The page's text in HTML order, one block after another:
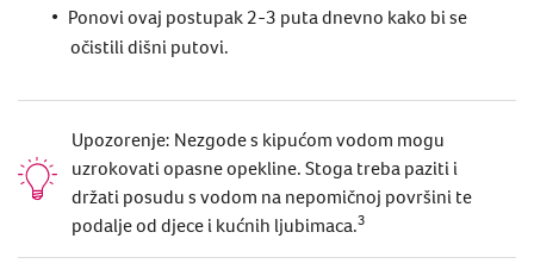
Ponovi ovaj postupak 2-3 puta dnevno kako bi se
očistili dišni putovi.
Upozorenje: Nezgode s kipućom vodom mogu
uzrokovati opasne opekline. Stoga treba paziti i
držati posudu s vodom na nepomičnoj površini te
podalje od djece i kućnih ljubimaca.3